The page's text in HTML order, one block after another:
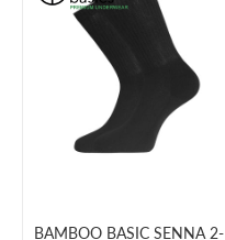
BAMBOO BASIC SENNA 2-